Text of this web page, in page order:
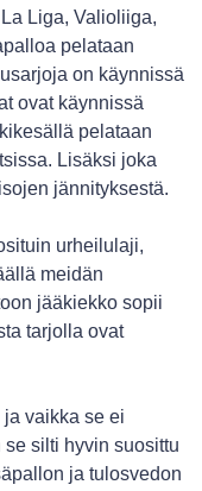
Liga, Valioliiga,
pelataan
on käynnissä
ovat käynnissä
pelataan
Lisäksi joka
jännityksestä.
urheilulaji,
meidän
jääkiekko sopii
tarjolla ovat
ja vaikka se ei
silti hyvin suosittu
ja tulosvedon